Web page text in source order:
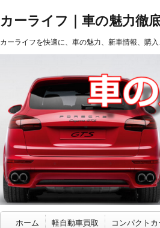
カーライフ｜車の魅力徹
カーライフを快適に、車の魅力、新車情報、購
ホーム 軽自動車買取 コンパクト